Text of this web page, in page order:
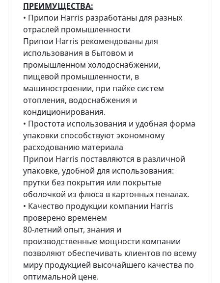
ПРЕИМУЩЕСТВА:
• Припои Harris разработаны для разных
отраслей промышленности
Припои Harris рекомендованы для
использования в бытовом и
промышленном холодоснабжении,
пищевой промышленности, в
машиностроении, при пайке систем
отопления, водоснабжения и
кондиционирования.
• Простота использования и удобная форма
упаковки способствуют экономному
расходованию материала
Припои Harris поставляются в различной
упаковке, удобной для использования:
прутки без покрытия или покрытые
оболочкой из флюса в картонных пеналах.
• Качество продукции компании Harris
проверено временем
80-летний опыт, знания и
производственные мощности компании
позволяют обеспечивать клиентов по всему
миру продукцией высочайшего качества по
оптимальной цене.